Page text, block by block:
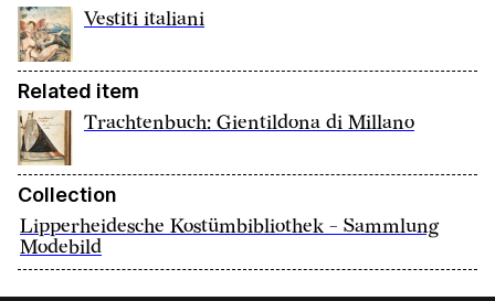
Vestiti italiani
Related item
Trachtenbuch: Gientildona di Millano
Collection
Lipperheidesche Kostümbibliothek - Sammlung
Modebild